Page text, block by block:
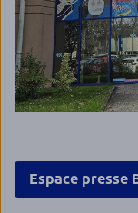
Espace presse